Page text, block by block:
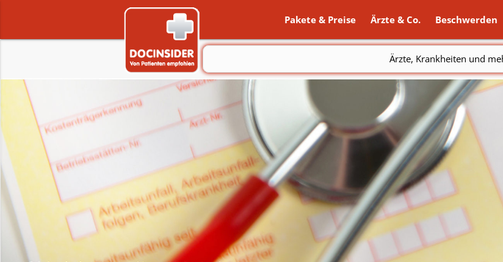
Pakete & Preise Ärzte & Co. Beschwerden
Ärzte, Krankheiten und